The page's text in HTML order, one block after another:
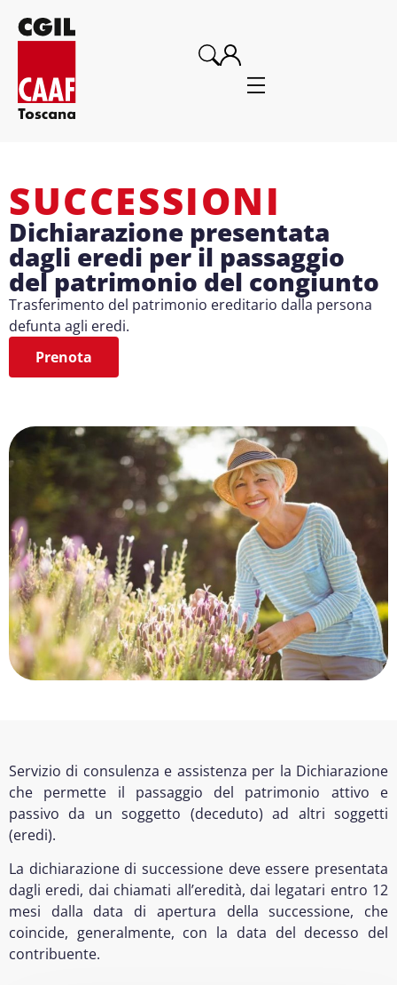
SUCCESSIONI
Dichiarazione presentata
dagli eredi per il passaggio
del patrimonio del congiunto
Trasferimento del patrimonio ereditario dalla persona
defunta agli eredi.
Prenota
Servizio di consulenza e assistenza per la Dichiarazione
che permette il passaggio del patrimonio attivo e
passivo da un soggetto (deceduto) ad altri soggetti
(eredi).
La dichiarazione di successione deve essere presentata
dagli eredi, dai chiamati all’eredità, dai legatari entro 12
mesi dalla data di apertura della successione, che
coincide, generalmente, con la data del decesso del
contribuente.